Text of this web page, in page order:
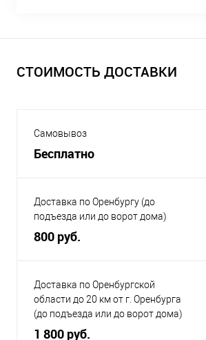
СТОИМОСТЬ ДОСТАВКИ
Самовывоз
Бесплатно
Доставка по Оренбургу (до
подъезда или до ворот дома)
800 руб.
Доставка по Оренбургской
области до 20 км от г. Оренбурга
(до подъезда или до ворот дома)
1 800 руб.